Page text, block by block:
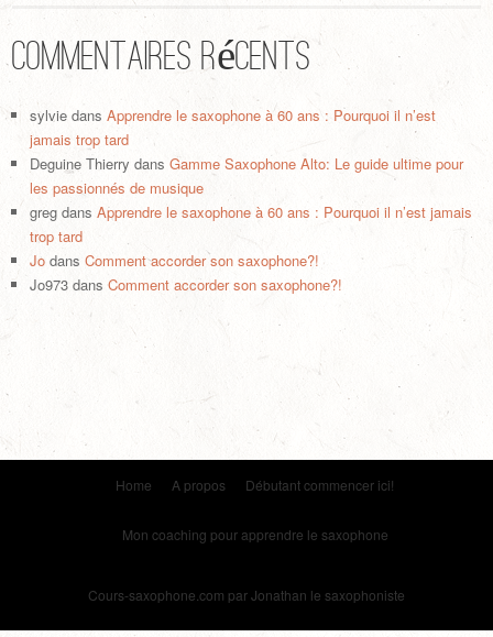
Commentaires récents
sylviedans Apprendre le saxophone à 60 ans : Pourquoi il n’est
jamais trop tard
Deguine Thierry dans Gamme Saxophone Alto: Le guide ultime pour
les passionnés de musique
gregdans Apprendre le saxophone à 60 ans : Pourquoi il n’est jamais
trop tard
Jodans Comment accorder son saxophone?!
Jo973dans Comment accorder son saxophone?!
Home A propos Débutant commencer ici!
Mon coaching pour apprendre le saxophone
Cours-saxophone.com par Jonathan le saxophoniste